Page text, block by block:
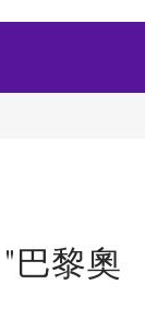
巴黎奧